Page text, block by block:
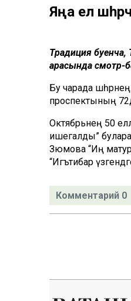
Яңа ел
Традиция буенча,
арасында смотр-
Бу чарада
проспектының
Октябрьнең 50
ишегалды”
Зюмова “Иң
“Игътибар
Комментарий 0